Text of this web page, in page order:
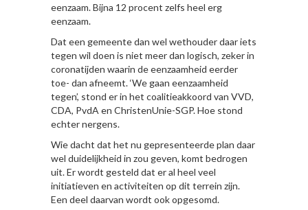
eenzaam. Bijna 12 procent zelfs heel erg
eenzaam.
Dat een gemeente dan wel wethouder daar iets
tegen wil doen is niet meer dan logisch, zeker in
coronatijden waarin de eenzaamheid eerder
toe- dan afneemt. ‘We gaan eenzaamheid
tegen’, stond er in het coalitieakkoord van VVD,
CDA, PvdA en ChristenUnie-SGP. Hoe stond
echter nergens.
Wie dacht dat het nu gepresenteerde plan daar
wel duidelijkheid in zou geven, komt bedrogen
uit. Er wordt gesteld dat er al heel veel
initiatieven en activiteiten op dit terrein zijn.
Een deel daarvan wordt ook opgesomd.